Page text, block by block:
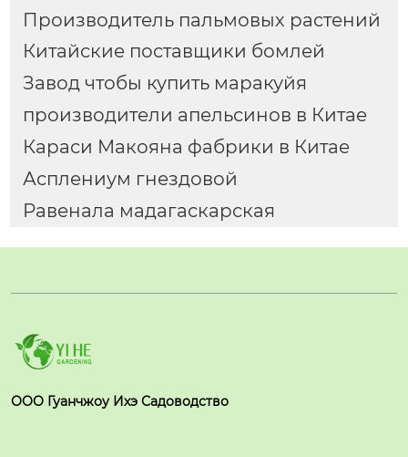
Производитель пальмовых растений
Китайские поставщики бомлей
Завод чтобы купить маракуйя
производители апельсинов в Китае
Караси Макояна фабрики в Китае
Асплениум гнездовой
Равенала мадагаскарская
ООО Гуанчжоу Ихэ Садоводство